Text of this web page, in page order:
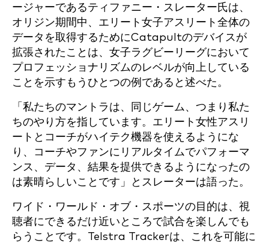
ージャーであるティファニー・スレーター氏は、
オリジン期間中、エリート女子アスリート全体の
データを取得するためにCatapultのデバイスが
拡張されたことは、女子ラグビーリーグにおいて
プロフェッショナリズムのレベルが向上している
ことを示すもうひとつの例であると述べた。
「私たちのマントラは、同じゲーム、つまり私た
ちのやり方を指しています。エリート女性アスリ
ートとコーチがハイテク機器を使えるようにな
り、コーチやファンにリアルタイムでパフォーマ
ンス、データ、結果を提供できるようになったの
は素晴らしいことです」とスレーターは語った。
ワイド・ワールド・オブ・スポーツの目的は、視
聴者にできるだけ近いところで試合を楽しんでも
らうことです。Telstra Trackerは、これを可能に